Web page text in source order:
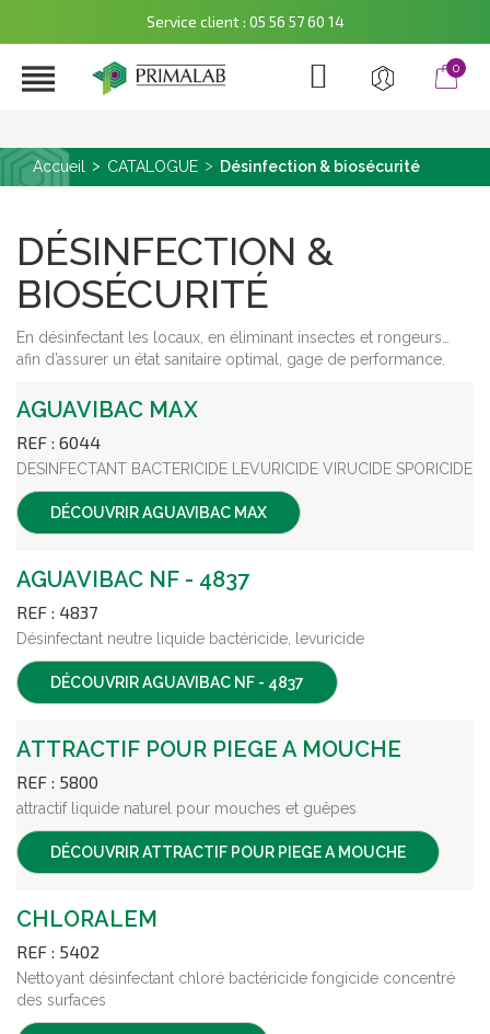
Service client : 05 56 57 60 14
0

Accueil CATALOGUE Désinfection & biosécurité
DÉSINFECTION &
BIOSÉCURITÉ
En désinfectant les locaux, en éliminant insectes et rongeurs…
afin d’assurer un état sanitaire optimal, gage de performance.
AGUAVIBAC MAX
REF : 6044
DESINFECTANT BACTERICIDE LEVURICIDE VIRUCIDE SPORICIDE
DÉCOUVRIRAGUAVIBAC MAX
AGUAVIBAC NF - 4837
REF : 4837
Désinfectant neutre liquide bactéricide, levuricide
DÉCOUVRIRAGUAVIBAC NF - 4837
ATTRACTIF POUR PIEGE A MOUCHE
REF : 5800
attractif liquide naturel pour mouches et guêpes
DÉCOUVRIRATTRACTIF POUR PIEGE A MOUCHE
CHLORALEM
REF : 5402
Nettoyant désinfectant chloré bactéricide fongicide concentré
des surfaces